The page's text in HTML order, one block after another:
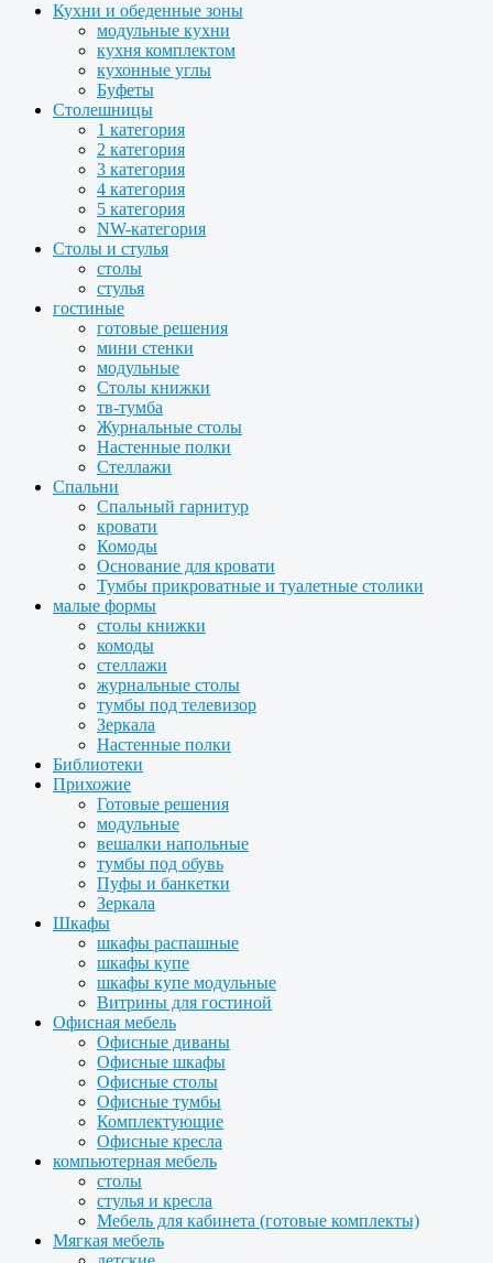
Кухни и обеденные зоны
модульные кухни
кухня комплектом
кухонные углы
Буфеты
Столешницы
1 категория
2 категория
3 категория
4 категория
5 категория
NW-категория
Столы и стулья
столы
стулья
гостиные
готовые решения
мини стенки
модульные
Столы книжки
тв-тумба
Журнальные столы
Настенные полки
Стеллажи
Спальни
Спальный гарнитур
кровати
Комоды
Основание для кровати
Тумбы прикроватные и туалетные столики
малые формы
столы книжки
комоды
стеллажи
журнальные столы
тумбы под телевизор
Зеркала
Настенные полки
Библиотеки
Прихожие
Готовые решения
модульные
вешалки напольные
тумбы под обувь
Пуфы и банкетки
Зеркала
Шкафы
шкафы распашные
шкафы купе
шкафы купе модульные
Витрины для гостиной
Офисная мебель
Офисные диваны
Офисные шкафы
Офисные столы
Офисные тумбы
Комплектующие
Офисные кресла
компьютерная мебель
столы
стулья и кресла
Мебель для кабинета (готовые комплекты)
Мягкая мебель